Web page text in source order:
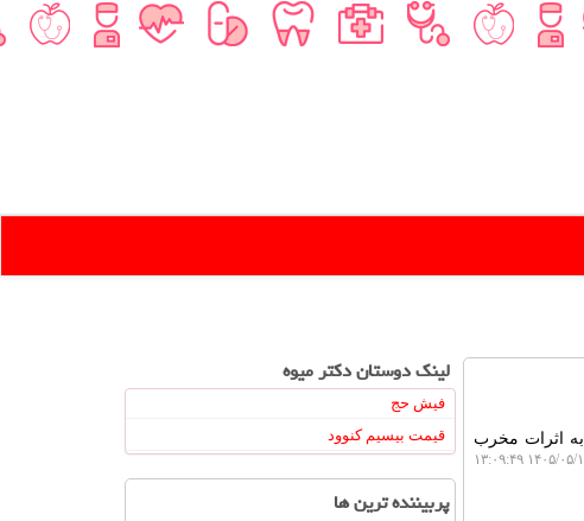
اثرات مخرب
۰۵/۱۶ ۱۳:۰۹:۴۹
لینک دوستان دكتر میوه
فیش حج
قیمت بیسیم کنوود
پربیننده ترین ها